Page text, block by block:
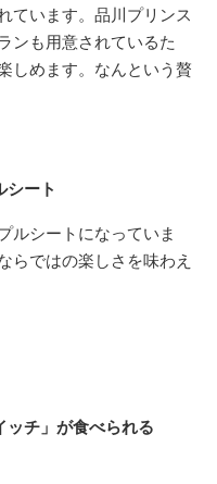
ています。品川プリンス
ンも用意されているた
しめます。なんという贅
シート
ルシートになっていま
らではの楽しさを味わえ
チ」が食べられる